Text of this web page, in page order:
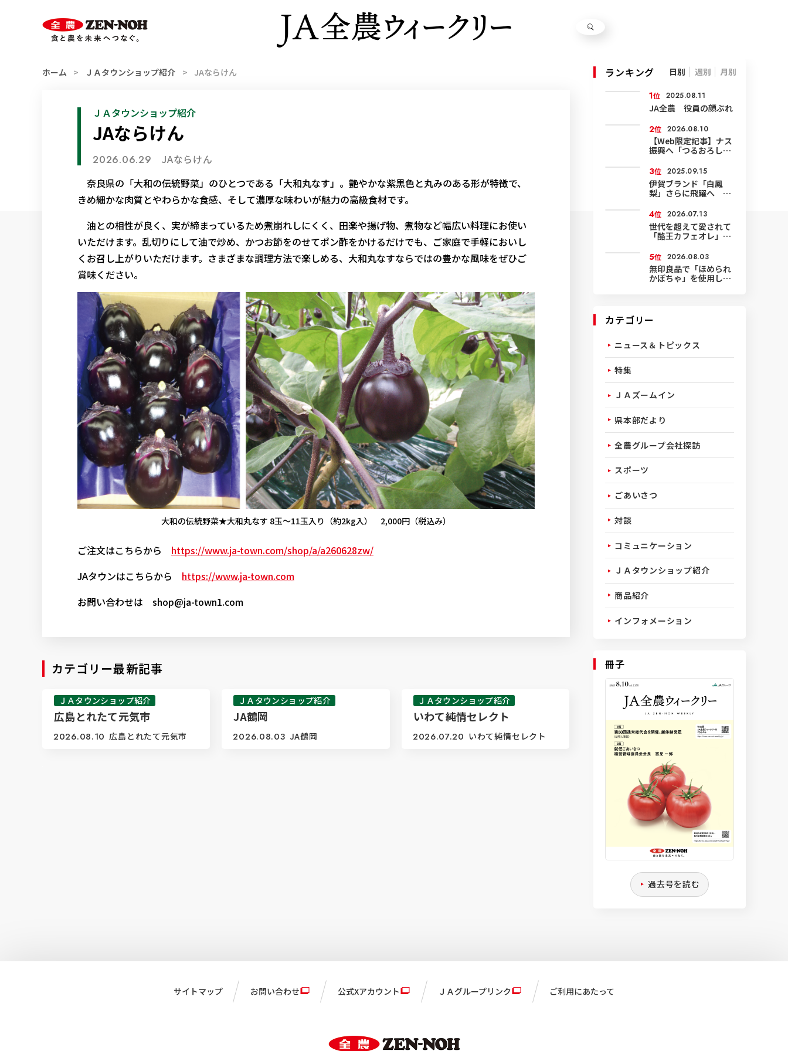
スマホ用
ハンバーガー
メニュー
ホーム ＪＡタウンショップ紹介 JAならけん
ＪＡタウンショップ紹介
JAならけん
2026.06.29
JAならけん
奈良県の「大和の伝統野菜」のひとつである「大和丸なす」。艶やかな紫黒色と丸みのある形が特徴で、
きめ細かな肉質とやわらかな食感、そして濃厚な味わいが魅力の高級食材です。
油との相性が良く、実が締まっているため煮崩れしにくく、田楽や揚げ物、煮物など幅広い料理にお使い
いただけます。乱切りにして油で炒め、かつお節をのせてポン酢をかけるだけでも、ご家庭で手軽においし
くお召し上がりいただけます。さまざまな調理方法で楽しめる、大和丸なすならではの豊かな風味をぜひご
賞味ください。
大和の伝統野菜★大和丸なす 8玉～11玉入り（約2kg入） 2,000円（税込み）
ご注文はこちらから https://www.ja-town.com/shop/a/a260628zw/
JAタウンはこちらから https://www.ja-town.com
お問い合わせは shop@ja-town1.com
カテゴリー最新記事
ＪＡタウンショップ紹介
広島とれたて元気市
2026.08.10 広島とれたて元気市
ＪＡタウンショップ紹介
JA鶴岡
2026.08.03 JA鶴岡
ＪＡタウンショップ紹介
いわて純情セレクト
2026.07.20 いわて純情セレクト
ランキング 日別 週別 月別
1位 2025.08.11
JA全農 役員の顔ぶれ
2位 2026.08.10
【Web限定記事】ナス
振興へ「つるおろし」
3位 2025.09.15
伊賀ブランド「白鳳
梨」さらに飛躍へ 環
積も輸出も拡大
4位 2026.07.13
世代を超えて愛されて
「酪王カフェオレ」50
5位 2026.08.03
無印良品で「ほめられ
かぼちゃ」を使用した
カテゴリー
ニュース＆トピックス
特集
ＪＡズームイン
県本部だより
全農グループ会社探訪
スポーツ
ごあいさつ
対談
コミュニケーション
ＪＡタウンショップ紹介
商品紹介
インフォメーション
冊子
過去号を読む
サイトマップ お問い合わせ 公式Xアカウント ＪＡグループリンク ご利用にあたって